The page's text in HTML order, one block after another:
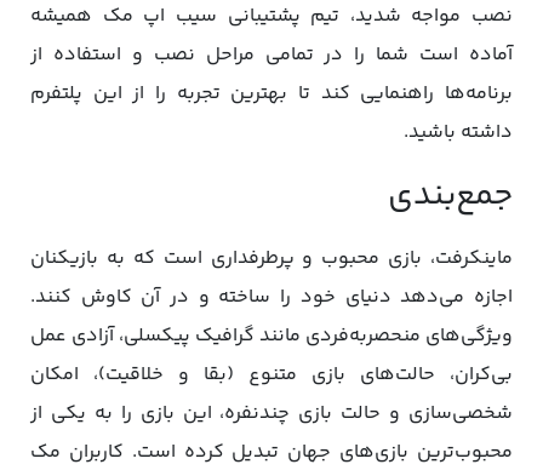
نصب مواجه شدید، تیم پشتیبانی سیب اپ مک همیشه
آماده است شما را در تمامی مراحل نصب و استفاده از
برنامه‌ها راهنمایی کند تا بهترین تجربه را از این پلتفرم
داشته باشید.
جمع‌بندی
ماینکرفت، بازی محبوب و پرطرفداری است که به بازیکنان
اجازه می‌دهد دنیای خود را ساخته و در آن کاوش کنند.
ویژگی‌های منحصر‌به‌فردی مانند گرافیک پیکسلی، آزادی عمل
بی‌کران، حالت‌های بازی متنوع (بقا و خلاقیت)، امکان
شخصی‌سازی و حالت بازی چندنفره، این بازی را به یکی از
محبوب‌ترین بازی‌های جهان تبدیل کرده است. کاربران مک